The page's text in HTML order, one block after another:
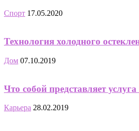
Спорт 17.05.2020
Технология холодного
Дом 07.10.2019
Что собой представляет услуга
Карьера 28.02.2019